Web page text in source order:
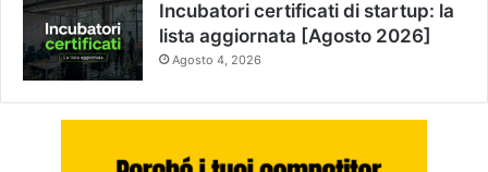
Incubatori certificati di startup: la
lista aggiornata [Agosto 2026]
Agosto 4, 2026